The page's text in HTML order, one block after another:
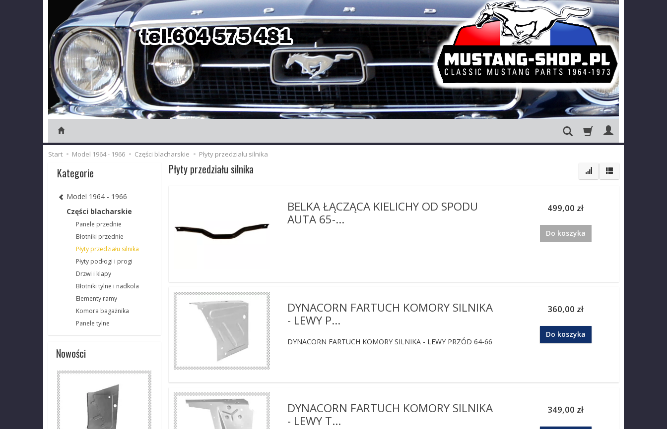
Start Model 1964 - 1966 Części blacharskie Płyty przedziału silnika
Płyty przedziału silnika
BELKA ŁĄCZĄCA KIELICHY OD SPODU
AUTA 65-...
499,00 zł
Do koszyka
DYNACORN FARTUCH KOMORY SILNIKA
- LEWY P...
DYNACORN FARTUCH KOMORY SILNIKA - LEWY PRZÓD 64-66
360,00 zł
Do koszyka
DYNACORN FARTUCH KOMORY SILNIKA
- LEWY T...
349,00 zł
Kategorie
Model 1964 - 1966
Części blacharskie
Panele przednie
Błotniki przednie
Płyty przedziału silnika
Płyty podłogi i progi
Drzwi i klapy
Błotniki tylne i nadkola
Elementy ramy
Komora bagażnika
Panele tylne
Nowości